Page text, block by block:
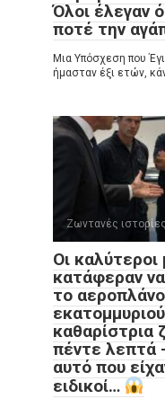
Όλοι έλεγαν
ποτέ την
Μια Υπόσχεση που
ήμασταν έξι ετών,
Ζωντανές ιστορίες
Οι καλύτεροι
κατάφεραν
το
καθαρίστρια
πέντε λεπτά
αυτό που
ειδικοί…